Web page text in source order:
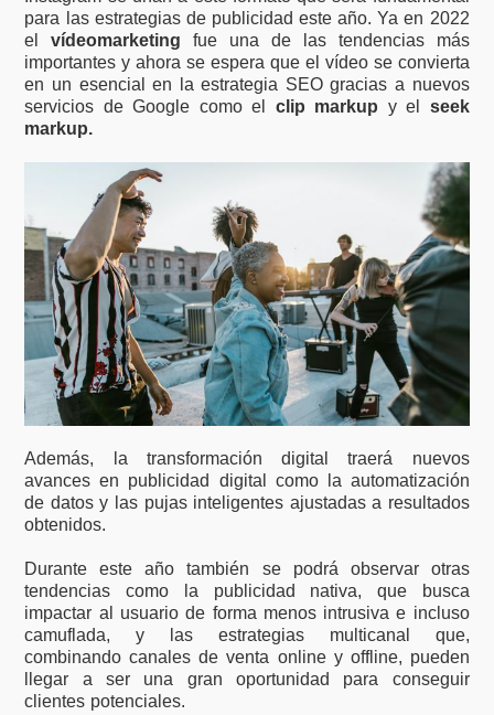
para las estrategias de publicidad este año. Ya en 2022
elvídeomarketing fue una de las tendencias más
importantes y ahora se espera que el vídeo se convierta
en un esencial en la estrategia SEO gracias a nuevos
servicios de Google como el clip markup y el seek
markup.
Además, la transformación digital traerá nuevos
avances en publicidad digital como la automatización
de datos y las pujas inteligentes ajustadas a resultados
obtenidos.
Durante este año también se podrá observar otras
tendencias como la publicidad nativa, que busca
impactar al usuario de forma menos intrusiva e incluso
camuflada, y las estrategias multicanal que,
combinando canales de venta online y offline, pueden
llegar a ser una gran oportunidad para conseguir
clientes potenciales.